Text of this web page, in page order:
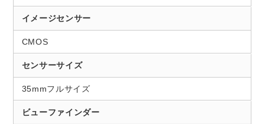
イメージセンサー
CMOS
センサーサイズ
35mmフルサイズ
ビューファインダー